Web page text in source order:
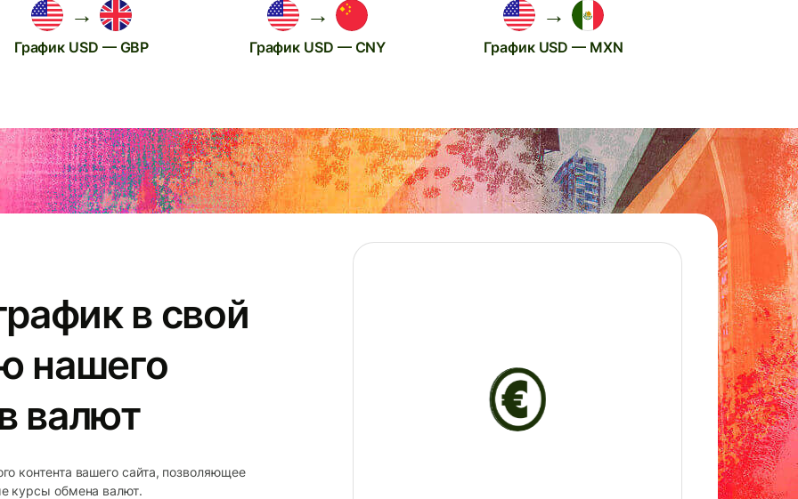
→
График USD — GBP
→
График USD — CNY
→
График USD — MXN
в свой
нашего
валют
контента вашего сайта, позволяющее
курсы обмена валют.